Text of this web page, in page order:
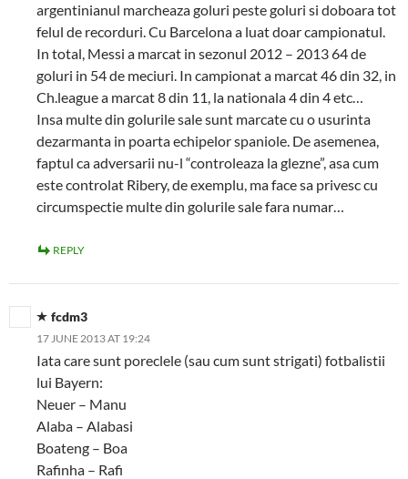
argentinianul marcheaza goluri peste goluri si doboara tot
felul de recorduri. Cu Barcelona a luat doar campionatul.
In total, Messi a marcat in sezonul 2012 – 2013 64 de
goluri in 54 de meciuri. In campionat a marcat 46 din 32, in
Ch.league a marcat 8 din 11, la nationala 4 din 4 etc…
Insa multe din golurile sale sunt marcate cu o usurinta
dezarmanta in poarta echipelor spaniole. De asemenea,
faptul ca adversarii nu-l “controleaza la glezne”, asa cum
este controlat Ribery, de exemplu, ma face sa privesc cu
circumspectie multe din golurile sale fara numar…
REPLY
fcdm3
17 JUNE 2013 AT 19:24
Iata care sunt poreclele (sau cum sunt strigati) fotbalistii
lui Bayern:
Neuer – Manu
Alaba – Alabasi
Boateng – Boa
Rafinha – Rafi